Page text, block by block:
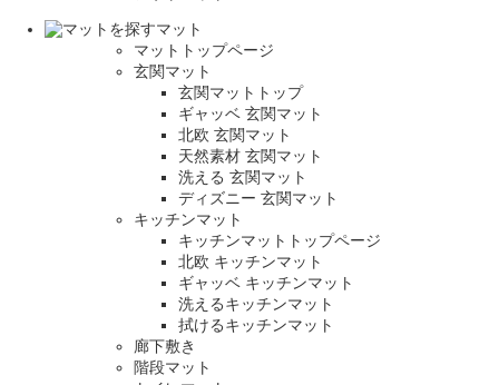
マット
マットトップページ
玄関マット
玄関マットトップ
ギャッベ 玄関マット
北欧 玄関マット
天然素材 玄関マット
洗える 玄関マット
ディズニー 玄関マット
キッチンマット
キッチンマットトップページ
北欧 キッチンマット
ギャッベ キッチンマット
洗えるキッチンマット
拭けるキッチンマット
廊下敷き
階段マット